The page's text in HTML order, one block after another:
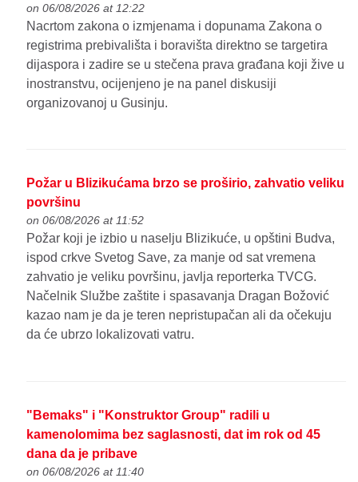
on 06/08/2026 at 12:22
Nacrtom zakona o izmjenama i dopunama Zakona o
registrima prebivališta i boravišta direktno se targetira
dijaspora i zadire se u stečena prava građana koji žive u
inostranstvu, ocijenjeno je na panel diskusiji
organizovanoj u Gusinju.
Požar u Blizikućama brzo se proširio, zahvatio veliku
površinu
on 06/08/2026 at 11:52
Požar koji je izbio u naselju Blizikuće, u opštini Budva,
ispod crkve Svetog Save, za manje od sat vremena
zahvatio je veliku površinu, javlja reporterka TVCG.
Načelnik Službe zaštite i spasavanja Dragan Božović
kazao nam je da je teren nepristupačan ali da očekuju
da će ubrzo lokalizovati vatru.
"Bemaks" i "Konstruktor Group" radili u
kamenolomima bez saglasnosti, dat im rok od 45
dana da je pribave
on 06/08/2026 at 11:40